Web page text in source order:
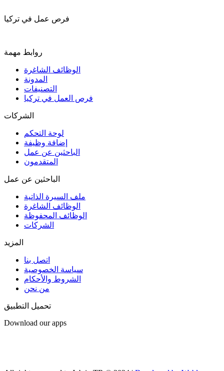
فرص عمل في تركيا
روابط مهمة
الوظائف الشاغرة
المدونة
التصنيفات
فرص العمل في تركيا
الشركات
لوحة التحكم
إضافة وظيفة
الباحثين عن عمل
المتقدمون
الباحثين عن عمل
ملف السيرة الذاتية
الوظائف الشاغرة
الوظائف المحفوظة
الشركات
المزيد
اتصل بنا
سياسة الخصوصية
الشروط والأحكام
من نحن
تحميل التطبيق
Download our apps